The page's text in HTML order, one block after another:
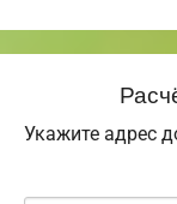
Укажите адрес